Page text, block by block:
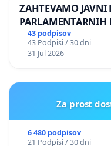
ZAHTEVAMO
PARLAMENTARNIH
ILEGALNI
43 podpisov
43 Podpisi / 30 dni
31 Jul 2026
Za prost
6 480 podpisov
21 Podpisi / 30 dni